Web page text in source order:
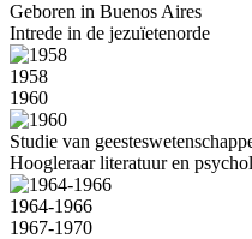
Geboren in Buenos Aires
Intrede in de jezuïetenorde
1958
1960
Studie van
Hoogleraar literatuur en
1964-1966
1967-1970